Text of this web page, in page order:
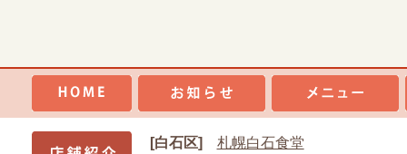
[白石区] 札幌白石食堂